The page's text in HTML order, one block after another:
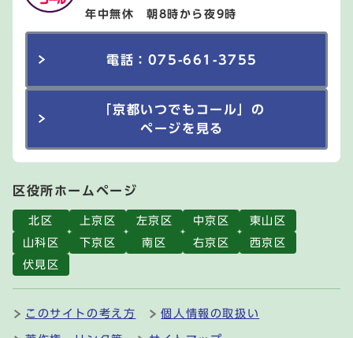
年中無休 朝8時から夜9時
電話：075-661-3755
「京都いつでもコール」の
ページを見る
区役所ホームページ
北区 上京区 左京区 中京区
東山区
山科区
下京区 南区 右京区
西京区
伏見区
このサイトの考え方 個人情報の取扱い